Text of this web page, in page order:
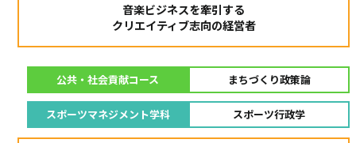
音楽ビジネスを牽引する
クリエイティブ志向の経営者
公共・社会貢献コース まちづくり政策論
スポーツマネジメント学科 スポーツ行政学